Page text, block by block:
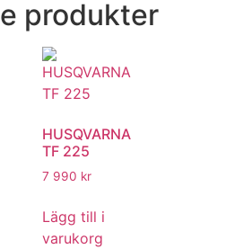
produkter
HUSQVARNA
TF 225
7 990 kr
Lägg till i
varukorg